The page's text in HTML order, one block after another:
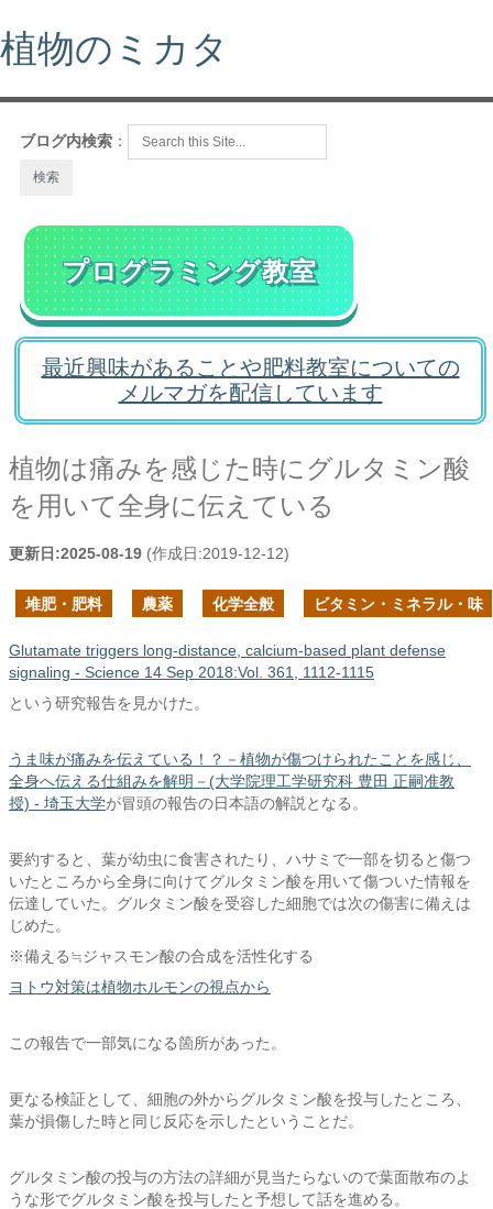
植物のミカタ
ブログ内検索 ：
プログラミング教室
最近興味があることや肥料教室についての
メルマガを配信しています
植物は痛みを感じた時にグルタミン酸
を用いて全身に伝えている
更新日:2025-08-19 (作成日:2019-12-12)
堆肥・肥料 農薬 化学全般 ビタミン・ミネラル・味
Glutamate triggers long-distance, calcium-based plant defense
signaling - Science 14 Sep 2018:Vol. 361, 1112-1115
という研究報告を見かけた。
うま味が痛みを伝えている！？－植物が傷つけられたことを感じ、
全身へ伝える仕組みを解明－(大学院理工学研究科 豊田 正嗣准教
授) - 埼玉大学が冒頭の報告の日本語の解説となる。
要約すると、葉が幼虫に食害されたり、ハサミで一部を切ると傷つ
いたところから全身に向けてグルタミン酸を用いて傷ついた情報を
伝達していた。グルタミン酸を受容した細胞では次の傷害に備えは
じめた。
※備える≒ジャスモン酸の合成を活性化する
ヨトウ対策は植物ホルモンの視点から
この報告で一部気になる箇所があった。
更なる検証として、細胞の外からグルタミン酸を投与したところ、
葉が損傷した時と同じ反応を示したということだ。
グルタミン酸の投与の方法の詳細が見当たらないので葉面散布のよ
うな形でグルタミン酸を投与したと予想して話を進める。